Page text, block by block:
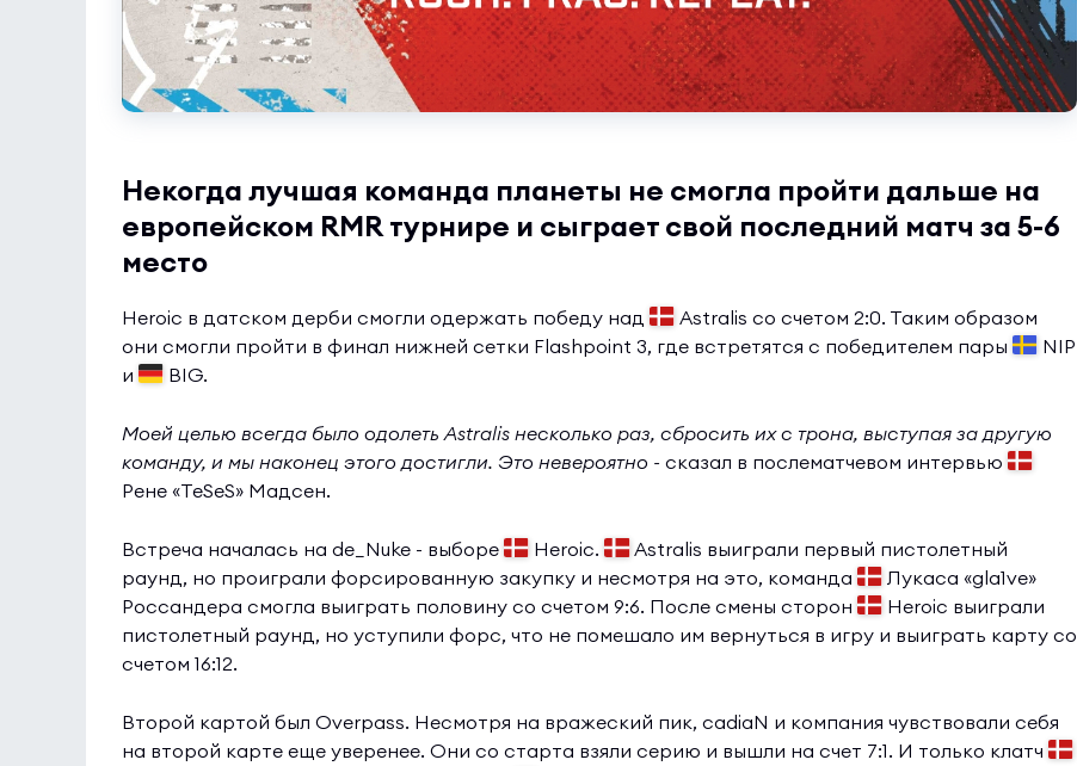
Некогда лучшая команда планеты не смогла пройти дальше на
европейском RMR турнире и сыграет свой последний матч за 5-6
место
Heroic в датском дерби смогли одержать победу над
Astralis со счетом 2:0. Таким образом
они смогли пройти в финал нижней сетки Flashpoint 3, где встретятся с победителем пары
NIP
и
BIG.
Моей целью всегда было одолеть Astralis несколько раз, сбросить их с трона, выступая за другую
команду, и мы наконец этого достигли. Это невероятно - сказал в послематчевом интервью
Рене «TeSeS» Мадсен.
Встреча началась на de_Nuke - выборе Heroic.
Astralis выиграли первый пистолетный
раунд, но проиграли форсированную закупку и несмотря на это, команда
Лукаса «gla1ve»
Россандера смогла выиграть половину со счетом 9:6. После смены сторон
Heroic выиграли
пистолетный раунд, но уступили форс, что не помешало им вернуться в игру и выиграть карту со
счетом 16:12.
Второй картой был Overpass. Несмотря на вражеский пик, cadiaN и компания чувствовали себя
на второй карте еще уверенее. Они со старта взяли серию и вышли на счет 7:1. И только клатч